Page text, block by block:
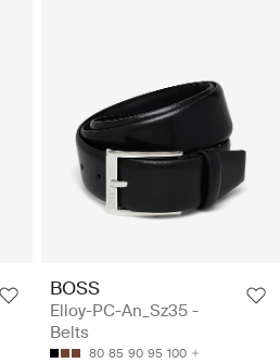
BOSS
Elloy-PC-An_Sz35 -
Belts
80 85 90 95 100